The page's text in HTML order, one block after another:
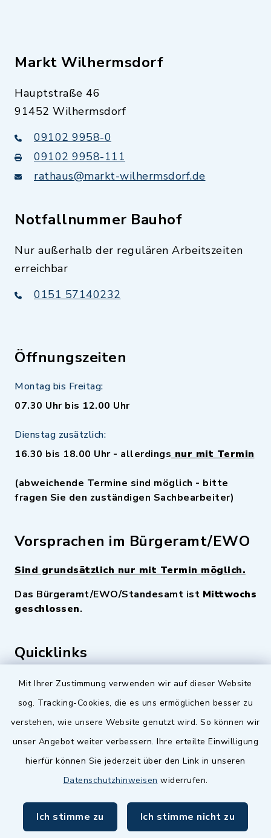
Mit Ihrer Zustimmung verwenden wir auf dieser Website
sog. Tracking-Cookies, die es uns ermöglichen besser zu
verstehen, wie unsere Website genutzt wird. So können wir
unser Angebot weiter verbessern. Ihre erteilte Einwilligung
hierfür können Sie jederzeit über den Link in unseren
Datenschutzhinweisen widerrufen.
Ich stimme zu Ich stimme nicht zu
Markt Wilhermsdorf
Hauptstraße 46
91452 Wilhermsdorf
09102 9958-0
09102 9958-111
rathaus@markt-wilhermsdorf.de
Notfallnummer Bauhof
Nur außerhalb der regulären Arbeitszeiten
erreichbar
0151 57140232
Öffnungszeiten
Montag bis Freitag:
07.30 Uhr bis 12.00 Uhr
Dienstag zusätzlich:
16.30 bis 18.00 Uhr - allerdings nur mit Termin
(abweichende Termine sind möglich - bitte
fragen Sie den zuständigen Sachbearbeiter)
Vorsprachen im Bürgeramt/EWO
Sind grundsätzlich nur mit Termin möglich.
Das Bürgeramt/EWO/Standesamt ist Mittwochs
geschlossen.
Quicklinks
Landkreis Fürth
Zenngrund Allianz
BayernPortal
inixmedia GmbH